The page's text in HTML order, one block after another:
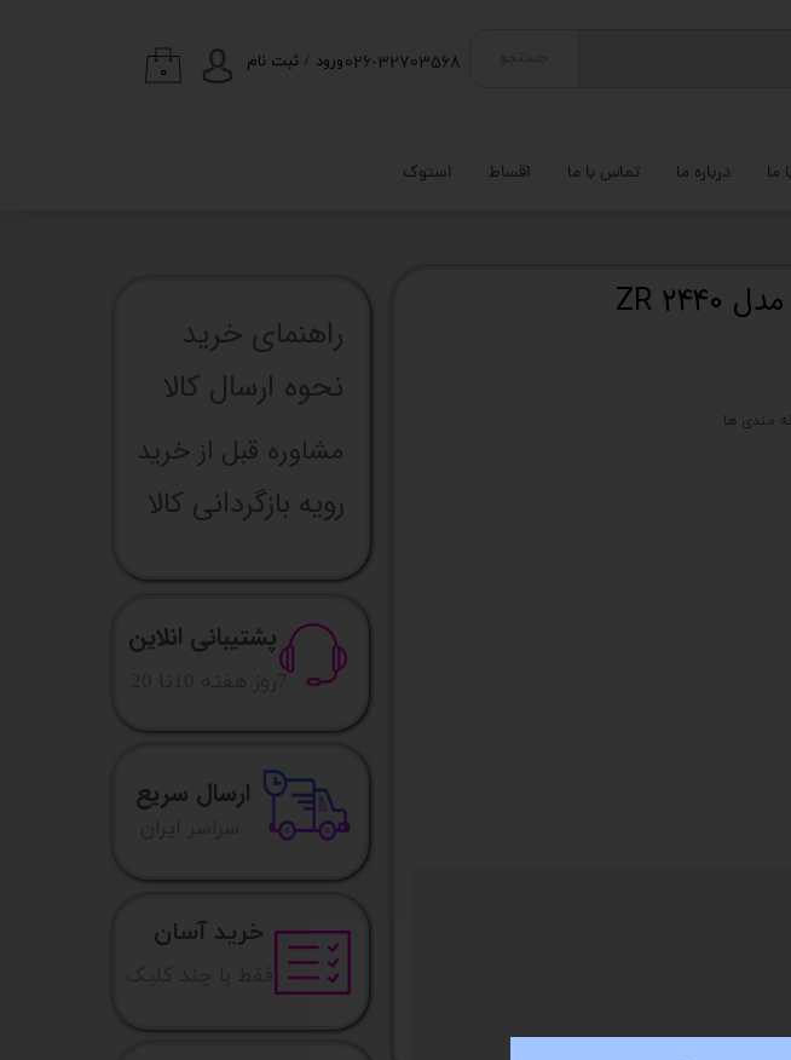
ما درباره ما تماس با ما اقساط استوک
ورود / ثبت نام
۰ 026-32703568
مندی ها
راهنما​​​​​​​​​​​​​​ی خرید
نحوه ارسال کالا
مشاوره قبل از خرید
رویه بازگردانی کالا
پشتیبانی انلاین
ارسال سریع
خرید آسان